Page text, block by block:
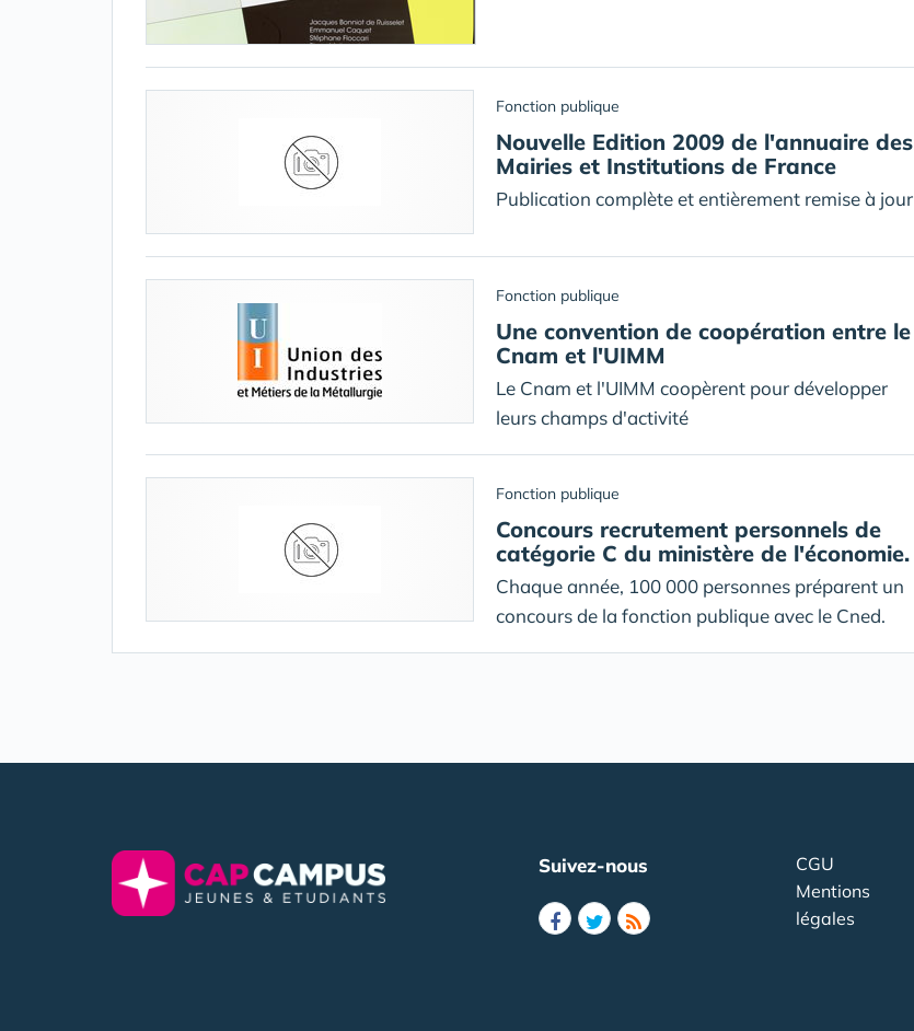
Fonction publique
Nouvelle Edition 2009 de l'annuaire des
Mairies et Institutions de France
Publication complète et entièrement remise à jour
Fonction publique
Une convention de coopération entre le
Cnam et l'UIMM
Le Cnam et l'UIMM coopèrent pour développer
leurs champs d'activité
Fonction publique
Concours recrutement personnels de
catégorie C du ministère de l'économie.
Chaque année, 100 000 personnes préparent un
concours de la fonction publique avec le Cned.
Suivez-nous
CGU
Mentions
légales